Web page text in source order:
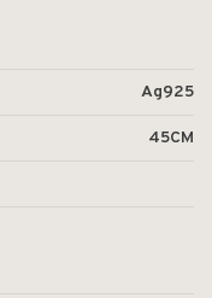
Ag925
45CM